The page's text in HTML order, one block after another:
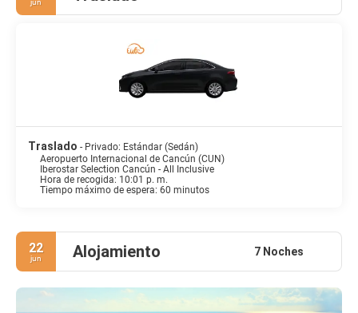
jun
Traslado - Privado: Estándar (Sedán)
Aeropuerto Internacional de Cancún (CUN)
Iberostar Selection Cancún - All Inclusive
Hora de recogida: 10:01 p. m.
Tiempo máximo de espera: 60 minutos
22
jun Alojamiento 7 Noches